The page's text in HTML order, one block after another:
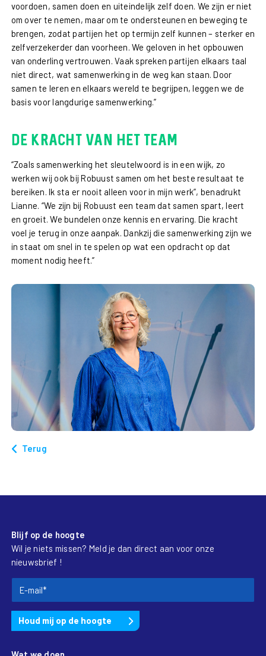
voordoen, samen doen en uiteindelijk zelf doen. We zijn er niet
om over te nemen, maar om te ondersteunen en beweging te
brengen, zodat partijen het op termijn zelf kunnen – sterker en
zelfverzekerder dan voorheen. We geloven in het opbouwen
van onderling vertrouwen. Vaak spreken partijen elkaars taal
niet direct, wat samenwerking in de weg kan staan. Door
samen te leren en elkaars wereld te begrijpen, leggen we de
basis voor langdurige samenwerking.”
De kracht van het team
“Zoals samenwerking het sleutelwoord is in een wijk, zo
werken wij ook bij Robuust samen om het beste resultaat te
bereiken. Ik sta er nooit alleen voor in mijn werk”, benadrukt
Lianne. “We zijn bij Robuust een team dat samen spart, leert
en groeit. We bundelen onze kennis en ervaring. Die kracht
voel je terug in onze aanpak. Dankzij die samenwerking zijn we
in staat om snel in te spelen op wat een opdracht op dat
moment nodig heeft.”
Terug
Blijf op de hoogte
Wil je niets missen? Meld je dan direct aan voor onze
nieuwsbrief !